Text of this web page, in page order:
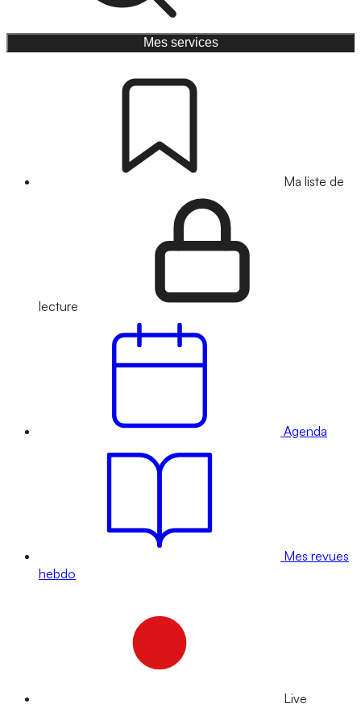
Mes services
Ma liste de
lecture
Agenda
Mes revues
hebdo
Live